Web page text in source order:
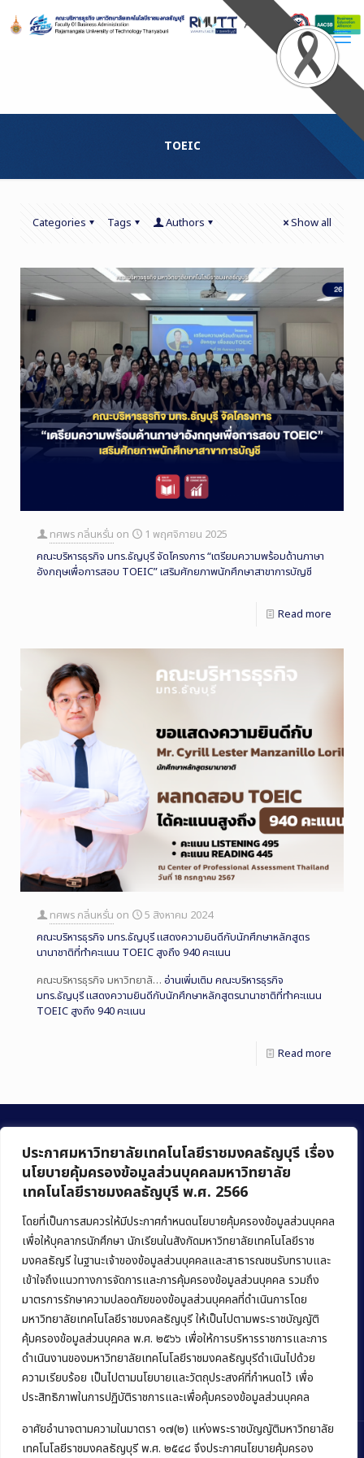
ประกาศมหาวิทยาลัยเทคโนโลยีราชมงคลธัญบุรี เรื่อง
นโยบายคุ้มครองข้อมูลส่วนบุคคลมหาวิทยาลัย
เทคโนโลยีราชมงคลธัญบุรี พ.ศ. 2566
โดยที่เป็นการสมควรให้มีประกาศกำหนดนโยบายคุ้มครองข้อมูลส่วนบุคคล
เพื่อให้บุคลากรนักศึกษา นักเรียนในสังกัดมหาวิทยาลัยเทคโนโลยีราช
มงคลธัญรี ในฐานะเจ้าของข้อมูลส่วนบุคคลและสาธารณชนรับทราบและ
เข้าใจถึงแนวทางการจัดการและการคุ้มครองข้อมูลส่วนบุคคล รวมถึง
มาตรการรักษาความปลอดภัยของข้อมูลส่วนบุคคลที่ดำเนินการโดย
มหาวิทยาลัยเทคโนโลยีราชมงคลธัญบุรี ให้เป็นไปตามพระราชบัญญัติ
คุ้มครองข้อมูลส่วนบุคคล พ.ศ. ๒๕๖๖ เพื่อให้การบริหารราชการและการ
ดำเนินงานของมหาวิทยาลัยเทคโนโลยีราชมงคลธัญบุรีดำเนินไปด้วย
ความเรียบร้อย เป็นไปตามนโยบายและวัตถุประสงค์ที่กำหนดไว้ เพื่อ
ประสิทธิภาพในการปฏิบัติราชการและเพื่อคุ้มครองข้อมูลส่วนบุคคล
อาศัยอำนาจตามความในมาตรา ๑๗(๒) แห่งพระราชบัญญัติมหาวิทยาลัย
เทคโนโลยีราชมงคลธัญบุรี พ.ศ. ๒๕๔๘ จึงประกาศนโยบายคุ้มครอง
Content
TOEIC
Categories Tags Authors Show all
ทศพร กลิ่นหรั่น on
1 พฤศจิกายน 2025
คณะบริหารธุรกิจ มทร.ธัญบุรี จัดโครงการ “เตรียมความพร้อมด้านภาษา
อังกฤษเพื่อการสอบ TOEIC” เสริมศักยภาพนักศึกษาสาขาการบัญชี
Read more
ทศพร กลิ่นหรั่น on
5 สิงหาคม 2024
คณะบริหารธุรกิจ มทร.ธัญบุรี แสดงความยินดีกับนักศึกษาหลักสูตร
นานาชาติที่ทำคะแนน TOEIC สูงถึง 940 คะแนน
คณะบริหารธุรกิจ มหาวิทยาลั… อ่านเพิ่มเติม คณะบริหารธุรกิจ
มทร.ธัญบุรี แสดงความยินดีกับนักศึกษาหลักสูตรนานาชาติที่ทำคะแนน
TOEIC สูงถึง 940 คะแนน
Read more
คณะบริหารธุรกิจ
มหาวิทยาลัยเทคโนโลยีราชมงคลธัญบุรี
39 หมู่ 1 ถนนรังสิต-นครนายก ตำบลคลองหก
อำเภอคลองหลวง จังหวัดปทุมธานี 12120
Phone:+66 (0) 2549 3243,+66 (0) 2549 3241
E-mail:bus@rmutt.ac.th